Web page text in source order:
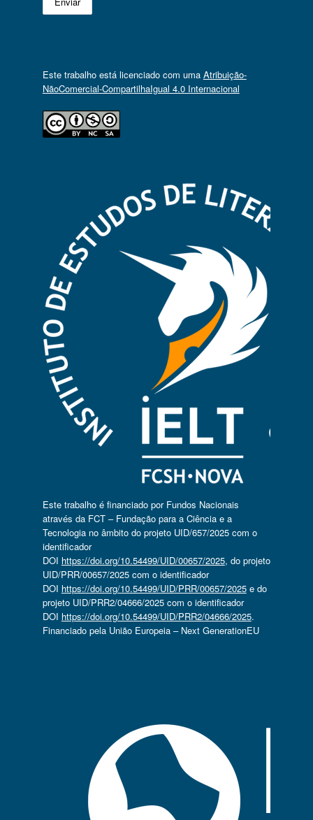
Este trabalho está licenciado com uma Atribuição-
NãoComercial-CompartilhaIgual 4.0 Internacional
Este trabalho é financiado por Fundos Nacionais
através da FCT – Fundação para a Ciência e a
Tecnologia no âmbito do projeto UID/657/2025 com o
identificador
DOI https://doi.org/10.54499/UID/00657/2025, do projeto
UID/PRR/00657/2025 com o identificador
DOI https://doi.org/10.54499/UID/PRR/00657/2025e do
projeto UID/PRR2/04666/2025 com o identificador
DOI https://doi.org/10.54499/UID/PRR2/04666/2025.
Financiado pela União Europeia – Next GenerationEU